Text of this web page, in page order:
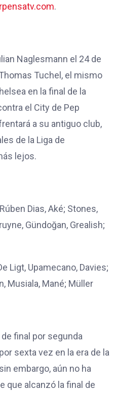
.
Naglesmann el 24 de
Tuchel, el mismo
en la final de la
el City de Pep
a su antiguo club,
de la Liga de
lejos.
Dias, Aké; Stones,
Gündoğan, Grealish;
Ligt, Upamecano, Davies;
Musiala, Mané; Müller
final por segunda
sexta vez en la era de la
embargo, aún no ha
que alcanzó la final de